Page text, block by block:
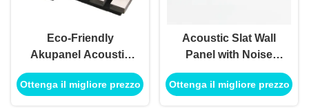
Eco-Friendly
Akupanel Acoustic
Slat Wall Panel with
550kg/m3 ~ 880kg/m3
Ottenga il migliore prezzo
Acoustic Slat Wall
Panel with Noise
Reduction Coefficient
1.1 More Than 5 Years
Ottenga il migliore prezzo